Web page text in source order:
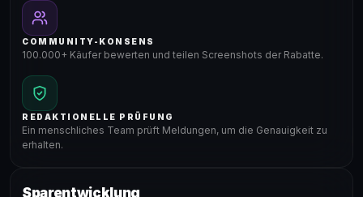
COMMUNITY-KONSENS
100.000+ Käufer bewerten und teilen Screenshots der Rabatte.
REDAKTIONELLE PRÜFUNG
Ein menschliches Team prüft Meldungen, um die Genauigkeit zu
erhalten.
Sparentwicklung